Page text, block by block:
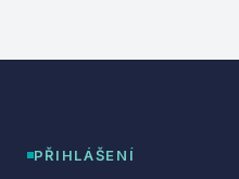
PŘIHLÁŠENÍ